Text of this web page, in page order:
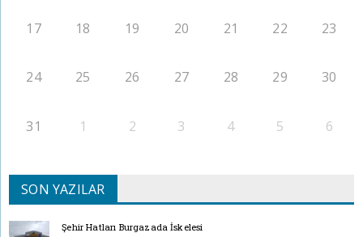
17 18 19 20 21 22 23
24 25 26 27 28 29 30
31 1 2 3 4 5 6
SON YAZILAR
Şehir Hatları Burgazada İskelesi